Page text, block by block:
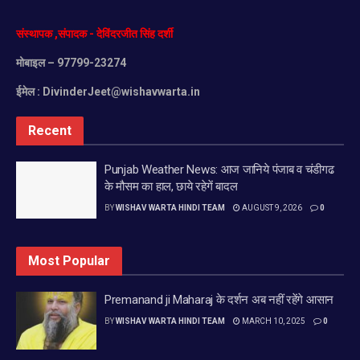
संस्थापक,संपादक-देविंदरजीतसिंहदर्शी
मोबाइल– 97799-23274
ईमेल : DivinderJeet@wishavwarta.in
Recent
Punjab Weather News: आज जानिये पंजाब व चंडीगढ
के मौसम का हाल, छाये रहेगें बादल
BYWISHAV WARTA HINDI TEAM AUGUST 9, 2026 0
Most Popular
Premanand ji Maharaj के दर्शन अब नहीं रहेंगे आसान
BYWISHAV WARTA HINDI TEAM MARCH 10, 2025 0